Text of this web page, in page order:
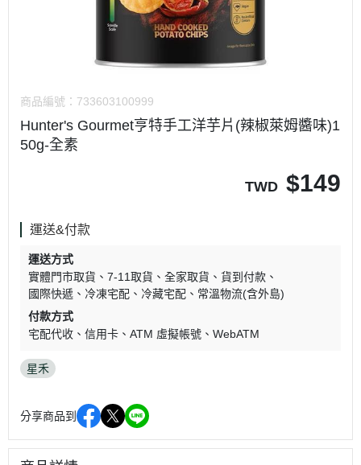
商品編號： 733603100999
Hunter's Gourmet亨特手工洋芋片(辣椒萊姆醬味)1
50g-全素
TWD $149
運送&付款
運送方式
實體門市取貨
7-11取貨 全家取貨
貨到付款
國際快遞
冷凍宅配 冷藏宅配
常溫物流(含外島)
付款方式
宅配代收
信用卡 ATM 虛擬帳號 WebATM
星禾
分享商品到